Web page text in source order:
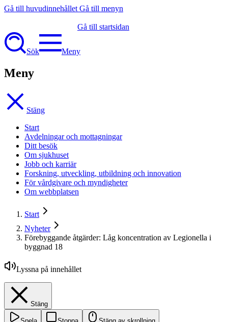
Gå till huvudinnehållet Gå till menyn
Gå till startsidan
Sök Meny
Meny
Stäng
Start
Avdelningar och mottagningar
Ditt besök
Om sjukhuset
Jobb och karriär
Forskning, utveckling, utbildning och innovation
För vårdgivare och myndigheter
Om webbplatsen
Start
Nyheter
Förebyggande åtgärder: Låg koncentration av Legionella i
byggnad 18
Lyssna på innehållet
Stäng